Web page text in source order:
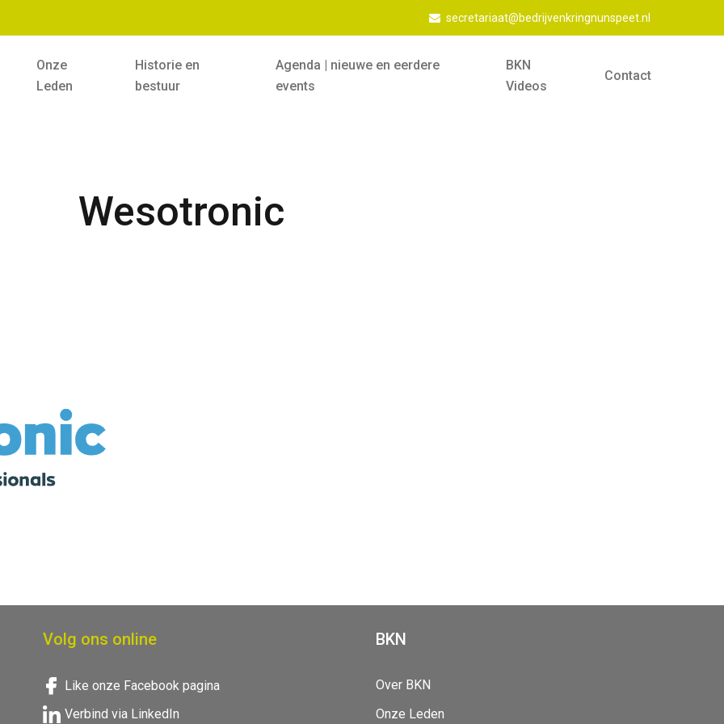
secretariaat@bedrijvenkringnunspeet.nl
Onze
Leden
Historie en
bestuur
Agenda | nieuwe en eerdere
events
BKN
Videos
Contact
Wesotronic
Volg ons online
Like onze Facebook pagina
Verbind via LinkedIn
BKN
Over BKN
Onze Leden